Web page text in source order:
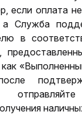
если оплата
Служба
в